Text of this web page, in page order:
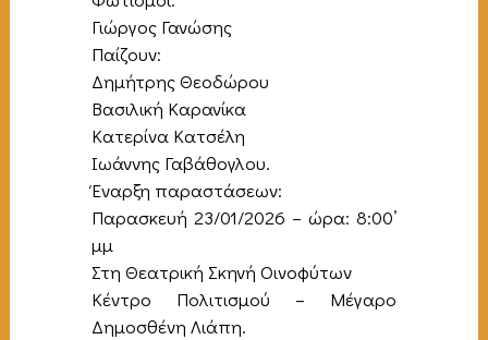
Γιώργος Γανώσης
Παίζουν:
Δημήτρης Θεοδώρου
Βασιλική Καρανίκα
Κατερίνα Κατσέλη
Ιωάννης Γαβάθογλου.
Έναρξη παραστάσεων:
Παρασκευή 23/01/2026 – ώρα: 8:00’
μμ
Στη Θεατρική Σκηνή Οινοφύτων
Κέντρο Πολιτισμού – Μέγαρο
Δημοσθένη Λιάπη.